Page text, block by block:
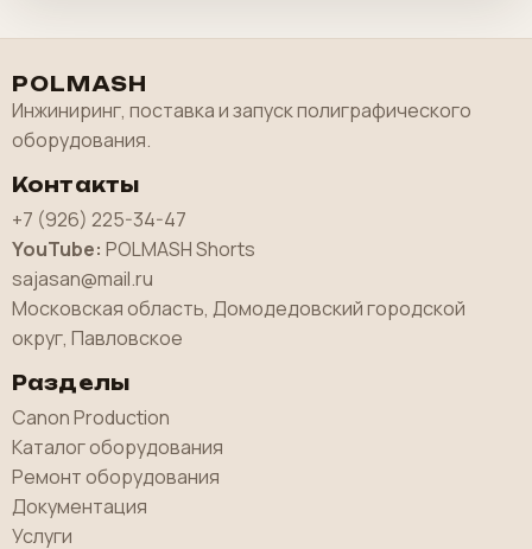
POLMASH
Инжиниринг, поставка и запуск полиграфического
оборудования.
Контакты
+7 (926) 225-34-47
YouTube: POLMASH Shorts
sajasan@mail.ru
Московская область, Домодедовский городской
округ, Павловское
Разделы
Canon Production
Каталог оборудования
Ремонт оборудования
Документация
Услуги